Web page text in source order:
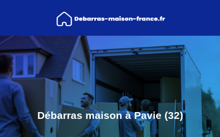
Débarras maison à Pavie (32)